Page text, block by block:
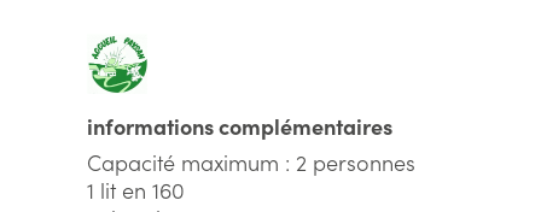
informations complémentaires
Capacité maximum : 2 personnes
1 lit en 160